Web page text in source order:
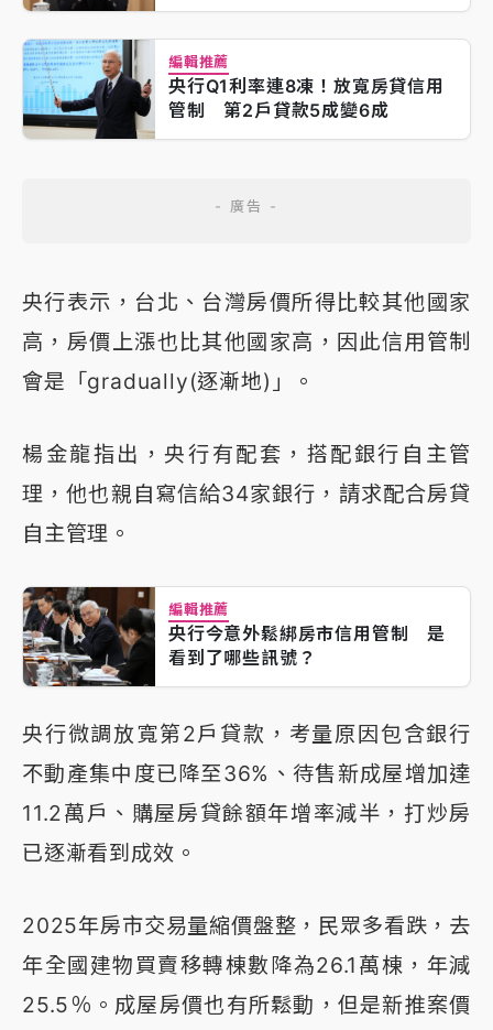
編輯推薦
央行Q1利率連8凍！放寬房貸信用
管制 第2戶貸款5成變6成
央行表示，台北、台灣房價所得比較其他國家
高，房價上漲也比其他國家高，因此信用管制
會是「gradually(逐漸地)」。
楊金龍指出，央行有配套，搭配銀行自主管
理，他也親自寫信給34家銀行，請求配合房貸
自主管理。
編輯推薦
央行今意外鬆綁房市信用管制 是
看到了哪些訊號？
央行微調放寬第2戶貸款，考量原因包含銀行
不動產集中度已降至36%、待售新成屋增加達
11.2萬戶、購屋房貸餘額年增率減半，打炒房
已逐漸看到成效。
2025年房市交易量縮價盤整，民眾多看跌，去
年全國建物買賣移轉棟數降為26.1萬棟，年減
25.5％。成屋房價也有所鬆動，但是新推案價